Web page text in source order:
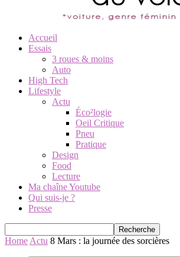
Accueil
Essais
3 roues & moins
Auto
High Tech
Lifestyle
Actu
Éco²logie
Oeil Critique
Pneu
Pratique
Design
Food
Lecture
Ma chaîne Youtube
Qui suis-je ?
Presse
Home Actu 8 Mars : la journée des sorcières